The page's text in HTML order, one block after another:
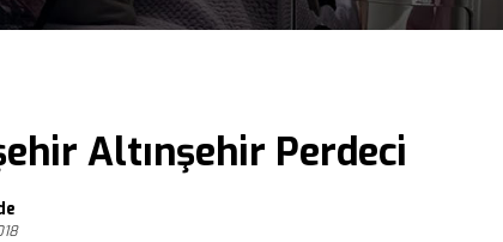
Altınşehir Perdeci